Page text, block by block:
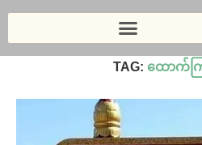
ထောက်ကြံ့ကုန်းရွာ
TAG: ထောက်က